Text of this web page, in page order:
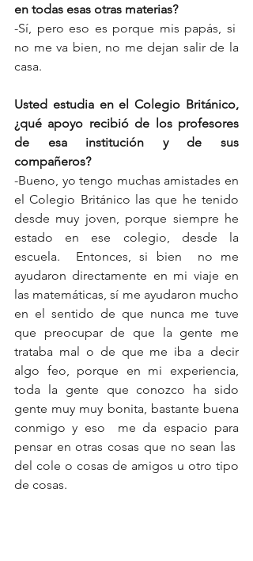
en todas esas otras materias?
-Sí, pero eso es porque mis papás, si
no me va bien, no me dejan salir de la
casa.
Usted estudia en el Colegio Británico,
¿qué apoyo recibió de los profesores
de esa institución y de sus
compañeros?
-Bueno, yo tengo muchas amistades en
el Colegio Británico las que he tenido
desde muy joven, porque siempre he
estado en ese colegio, desde la
escuela.  Entonces, si bien  no me
ayudaron directamente en mi viaje en
las matemáticas, sí me ayudaron mucho
en el sentido de que nunca me tuve
que preocupar de que la gente me
trataba mal o de que me iba a decir
algo feo, porque en mi experiencia,
toda la gente que conozco ha sido
gente muy muy bonita, bastante buena
conmigo y eso  me da espacio para
pensar en otras cosas que no sean las
del cole o cosas de amigos u otro tipo
de cosas.